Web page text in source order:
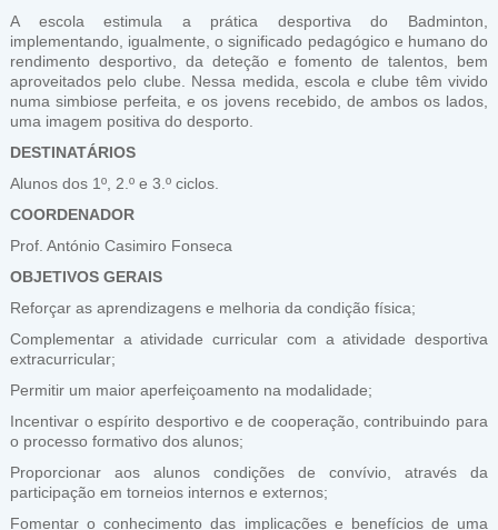
A escola estimula a prática desportiva do Badminton,
implementando, igualmente, o significado pedagógico e humano do
rendimento desportivo, da deteção e fomento de talentos, bem
aproveitados pelo clube. Nessa medida, escola e clube têm vivido
numa simbiose perfeita, e os jovens recebido, de ambos os lados,
uma imagem positiva do desporto.
DESTINATÁRIOS
Alunos dos 1º, 2.º e 3.º ciclos.
COORDENADOR
Prof. António Casimiro Fonseca
OBJETIVOS GERAIS
Reforçar as aprendizagens e melhoria da condição física;
Complementar a atividade curricular com a atividade desportiva
extracurricular;
Permitir um maior aperfeiçoamento na modalidade;
Incentivar o espírito desportivo e de cooperação, contribuindo para
o processo formativo dos alunos;
Proporcionar aos alunos condições de convívio, através da
participação em torneios internos e externos;
Fomentar o conhecimento das implicações e benefícios de uma